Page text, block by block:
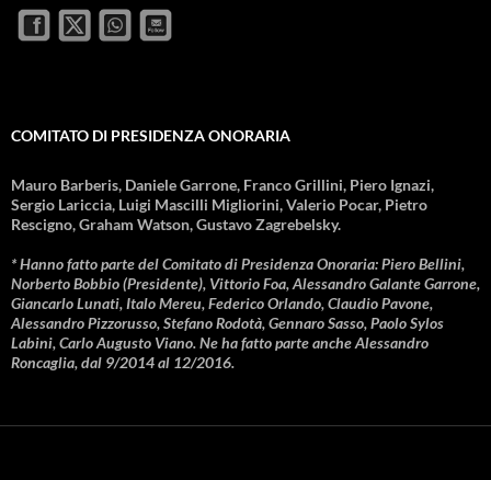
COMITATO DI PRESIDENZA ONORARIA
Mauro Barberis, Daniele Garrone, Franco Grillini, Piero Ignazi,
Sergio Lariccia, Luigi Mascilli Migliorini, Valerio Pocar, Pietro
Rescigno, Graham Watson, Gustavo Zagrebelsky.
* Hanno fatto parte del Comitato di Presidenza Onoraria: Piero Bellini,
Norberto Bobbio (Presidente), Vittorio Foa, Alessandro Galante Garrone,
Giancarlo Lunati, Italo Mereu, Federico Orlando, Claudio Pavone,
Alessandro Pizzorusso, Stefano Rodotà, Gennaro Sasso, Paolo Sylos
Labini, Carlo Augusto Viano. Ne ha fatto parte anche Alessandro
Roncaglia, dal 9/2014 al 12/2016.